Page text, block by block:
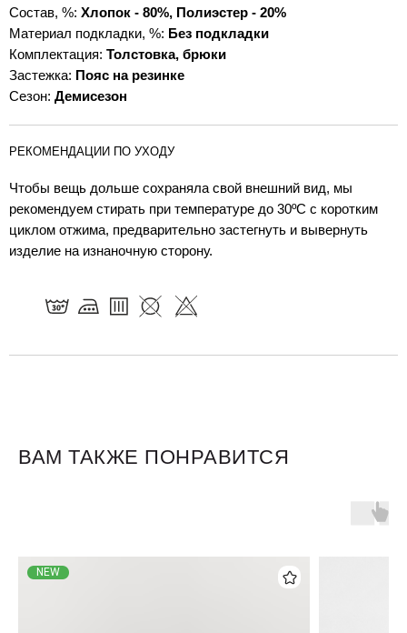
Состав, %: Хлопок - 80%, Полиэстер - 20%
Материал подкладки, %: Без подкладки
Комплектация: Толстовка, брюки
Застежка: Пояс на резинке
Сезон: Демисезон
РЕКОМЕНДАЦИИ ПО УХОДУ
Чтобы вещь дольше сохраняла свой внешний вид, мы
рекомендуем стирать при температуре до 30ºC с коротким
циклом отжима, предварительно застегнуть и вывернуть
изделие на изнаночную сторону.
ВАМ ТАКЖЕ ПОНРАВИТСЯ
NEW
Размерная сетка
О бренде